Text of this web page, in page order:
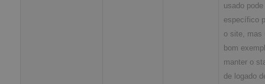
usado pode
específico
o site, mas
bom
manter o
de logado